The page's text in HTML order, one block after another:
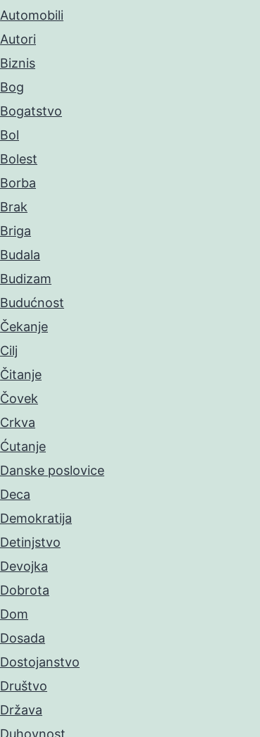
Automobili
Autori
Biznis
Bog
Bogatstvo
Bol
Bolest
Borba
Brak
Briga
Budala
Budizam
Budućnost
Čekanje
Cilj
Čitanje
Čovek
Crkva
Ćutanje
Danske poslovice
Deca
Demokratija
Detinjstvo
Devojka
Dobrota
Dom
Dosada
Dostojanstvo
Društvo
Država
Duhovnost